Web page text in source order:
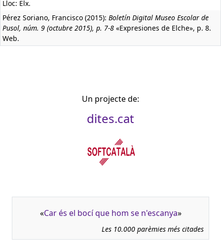
Lloc: Elx.
Pérez Soriano, Francisco (2015): Boletín Digital Museo Escolar de
Pusol, núm. 9 (octubre 2015), p. 7-8 «Expresiones de Elche», p. 8.
Web.
Un projecte de:
dites.cat
«Car és el bocí que hom se n'escanya»
Les 10.000 parèmies més citades